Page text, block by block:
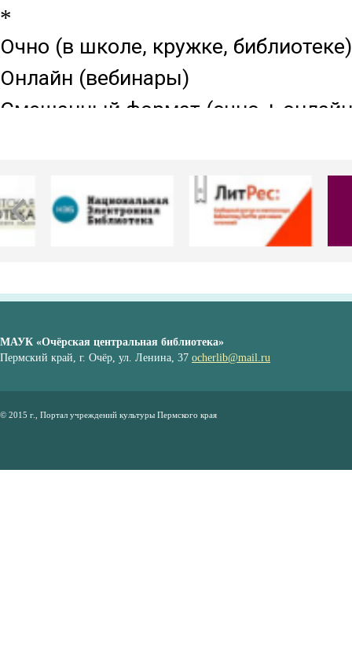
МАУК «Очёрская центральная библиотека»
Пермский край, г. Очёр, ул. Ленина, 37 ocherlib@mail.ru
© 2015 г., Портал учреждений культуры Пермского края